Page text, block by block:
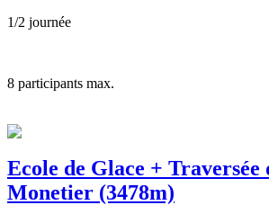
1/2 journée
8 participants max.
Ecole de Glace + Traversée
Monetier (3478m)